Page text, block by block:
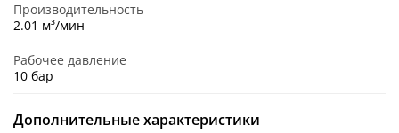
Производительность
2.01 м³/мин
Рабочее давление
10 бар
Дополнительные характеристики